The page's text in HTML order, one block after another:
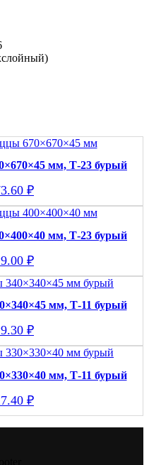
мм, Т-23 бурый
₽
мм, Т-23 бурый
₽
мм, Т-11 бурый
₽
мм, Т-11 бурый
₽